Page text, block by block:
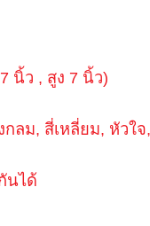
นิ้ว , สูง 7 นิ้ว)
ลม, สี่เหลี่ยม, หัวใ
นได้